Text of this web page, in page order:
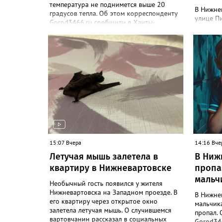
температура не поднимется выше 20
градусов тепла. Об этом корреспонденту
Gorod3466.ru сообщили в Ханты-
Нижневартовске ожидается облачная
погода, иногда будут прояснения. В этот
период временами также прогнозируется
дождь. Сильные дожди ожидаются
ночью 9 и 11 августа. Температура в этот
период составит ночью +9, +14 градусов,
днем - +14, +19", - рассказали синоптики.
Ранее Gorod3466.ru сообщал, что 8 и 9
августа на юге ХМАО ожидаются сильные
дожди и грозы.
В
улице
парке
объект -
парке
В
лоток
Победы",
также
работы
15:07 Вчера
Летучая мышь залетела в
квартиру в Нижневартовске
Необычный гость появился у жителя
Нижневартовска на Западном проезде. В
его квартиру через открытое окно
залетела летучая мышь. О случившемся
вартовчанин рассказал в социальных
14:16
В
В
пропал.